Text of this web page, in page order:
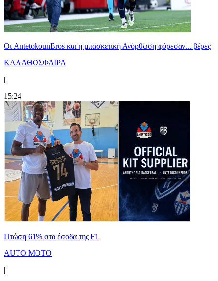
Oι AntetokounBros και η μπασκετική Ανόρθωση φόρεσαν... βέρες
ΚΑΛΑΘΟΣΦΑΙΡΑ
|
15:24
Πτώση 61% στα έσοδα της F1
AUTO MOTO
|